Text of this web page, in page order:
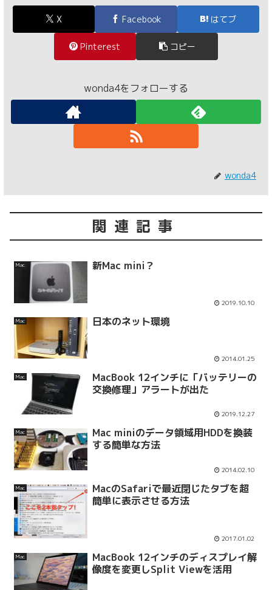
X Facebook はてブ
Pinterest コピー
wonda4をフォローする
wonda4
関連記事
Mac 新Mac mini？
2019.10.10
Mac 日本のネット環境
2014.01.25
Mac
MacBook 12インチに「バッテリーの
交換修理」アラートが出た
2019.12.27
Mac
Mac miniのデータ領域用HDDを換装
する簡単な方法
2014.02.10
Mac
MacのSafariで最近閉じたタブを超
簡単に表示させる方法
2017.01.02
Mac
MacBook 12インチのディスプレイ解
像度を変更しSplit Viewを活用